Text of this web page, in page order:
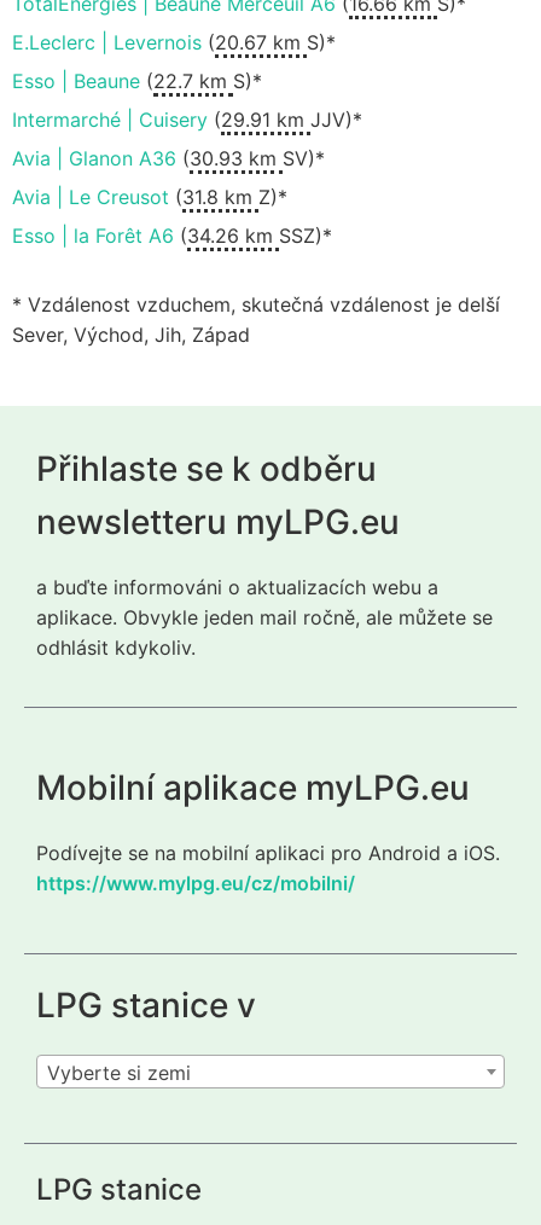
E.Leclerc | Levernois (20.67 km S)*
Esso | Beaune (22.7 km S)*
Intermarché | Cuisery (29.91 km JJV)*
Avia | Glanon A36 (30.93 km SV)*
Avia | Le Creusot (31.8 km Z)*
Esso | la Forêt A6 (34.26 km SSZ)*
* Vzdálenost vzduchem, skutečná vzdálenost je delší
Sever, Východ, Jih, Západ
Přihlaste se k odběru
newsletteru myLPG.eu
a buďte informováni o aktualizacích webu a
aplikace. Obvykle jeden mail ročně, ale můžete se
odhlásit kdykoliv.
Mobilní aplikace myLPG.eu
Podívejte se na mobilní aplikaci pro Android a iOS.
https://www.mylpg.eu/cz/mobilni/
LPG stanice v
Vyberte si zemi
LPG stanice